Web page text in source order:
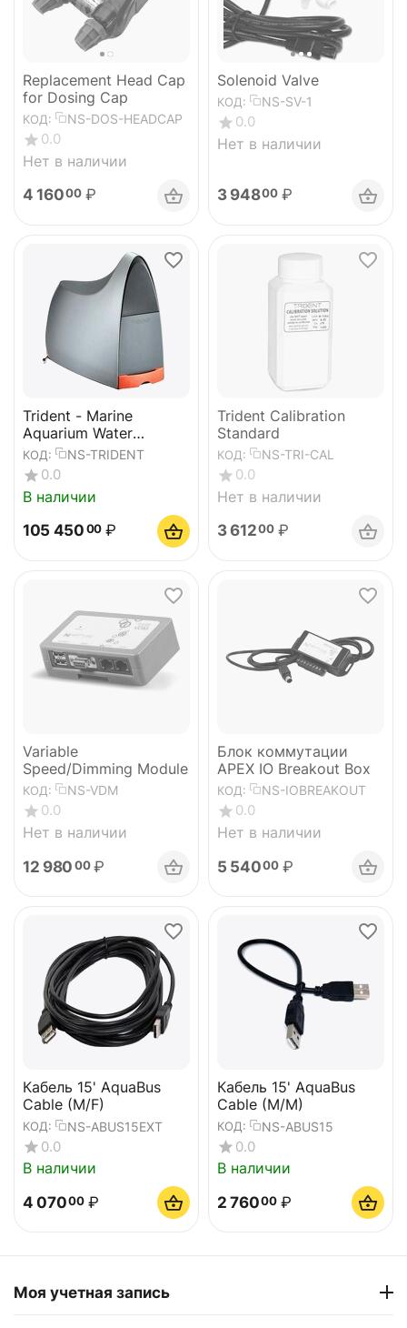
Replacement Head Cap
for Dosing Cap
КОД: NS-DOS-HEADCAP
0.0
Нет в наличии
4 16000 ₽
Solenoid Valve
КОД: NS-SV-1
0.0
Нет в наличии
3 94800 ₽
Trident - Marine
Aquarium Water
Analyzer.
КОД: NS-TRIDENT
0.0
В наличии
105 450 00 ₽
Trident Calibration
Standard
КОД: NS-TRI-CAL
0.0
Нет в наличии
3 61200 ₽
Variable
Speed/Dimming Module
КОД: NS-VDM
0.0
Нет в наличии
12 980 00 ₽
Блок коммутации
APEX IO Breakout Box
КОД: NS-IOBREAKOUT
0.0
Нет в наличии
5 54000 ₽
Кабель 15' AquaBus
Cable (M/F)
КОД: NS-ABUS15EXT
0.0
В наличии
4 07000 ₽
Кабель 15' AquaBus
Cable (M/M)
КОД: NS-ABUS15
0.0
В наличии
2 76000 ₽
Моя учетная запись